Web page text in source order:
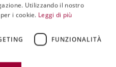
Utilizzando il nostro
i cookie. Leggi di più
FUNZIONALITÀ